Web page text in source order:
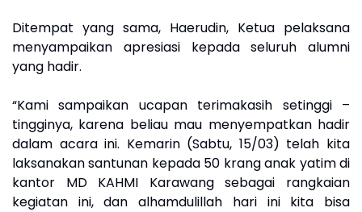
Ditempat yang sama, Haerudin, Ketua pelaksana
menyampaikan apresiasi kepada seluruh alumni
yang hadir.
“Kami sampaikan ucapan terimakasih setinggi –
tingginya, karena beliau mau menyempatkan hadir
dalam acara ini. Kemarin (Sabtu, 15/03) telah kita
laksanakan santunan kepada 50 krang anak yatim di
kantor MD KAHMI Karawang sebagai rangkaian
kegiatan ini, dan alhamdulillah hari ini kita bisa